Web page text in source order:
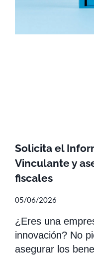
Solicita el
Vinculante y
fiscales
05/06/2026
¿Eres una
innovación? No
asegurar los